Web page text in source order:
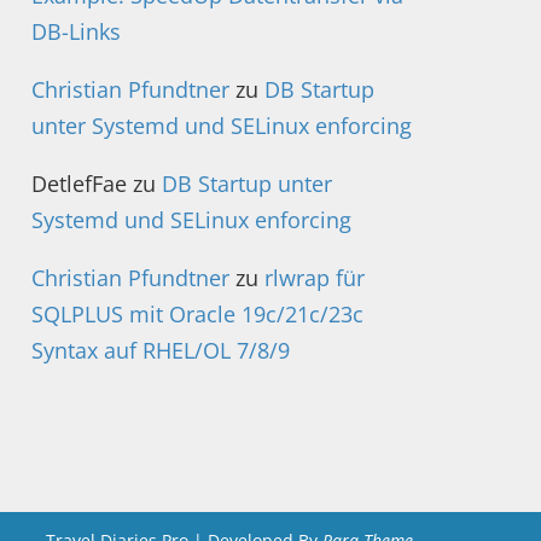
DB-Links
Christian Pfundtner zu DB Startup
unter Systemd und SELinux enforcing
DetlefFae zu DB Startup unter
Systemd und SELinux enforcing
Christian Pfundtner zu rlwrap für
SQLPLUS mit Oracle 19c/21c/23c
Syntax auf RHEL/OL 7/8/9